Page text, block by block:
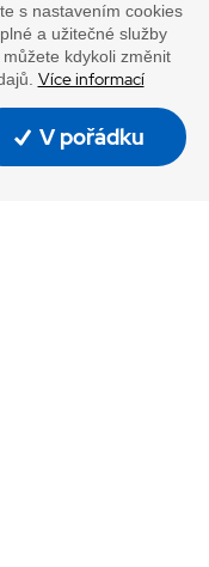
s nastavením cookies
a užitečné služby
kdykoli změnit
Více informací
V pořádku